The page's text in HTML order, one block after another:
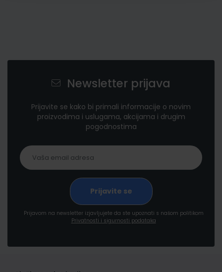
Newsletter prijava
Prijavite se kako bi primali informacije o novim
proizvodima i uslugama, akcijama i drugim
pogodnostima
Prijavom na newsletter izjavljujete da ste upoznati s našom politikom
Privatnosti i sigurnosti podataka